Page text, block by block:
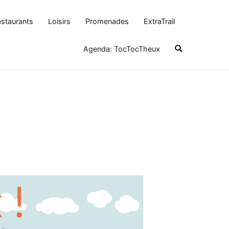
Loisirs Promenades ExtraTrail
Agenda: TocTocTheux